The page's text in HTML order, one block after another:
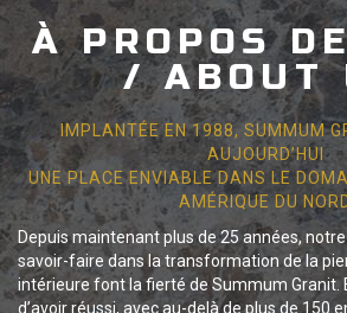
À PROPOS
/ ABOUT
IMPLANTÉE EN 1988, SUMMUM
AUJOURD’HUI
UNE PLACE ENVIABLE DANS LE
AMÉRIQUE DU
Depuis maintenant plus de 25 années,
savoir-faire dans la transformation de la
intérieure font la fierté de Summum Granit.
d’avoir réussi, avec au-delà de plus de 150